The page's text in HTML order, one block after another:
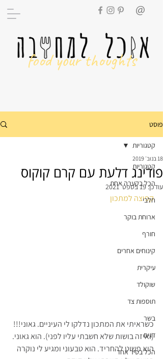
food your thoughts
פוסט
קטגוריות
הכל בקערה אחת
חלבי
ארוחת בוקר
חורף
קינוחים אחרים
עיקרית
שוקולד
תוספות צד
בשר
דגים
הכל בסיר אחד
קטגוריות
פודינג דלעת עם קרם קוקוס
18 בנוב׳ 2019
עודכן:19 בספט׳ 2021
קפיצה למתכון
כשראיתי את המתכון נדלקו לי העיניים. גאוני!!!
(ואיזה בושות שלא חשבתי עליו לפני). הוא גאוני.
הוא פשוט להחריד. הוא טבעוני ומגיע לי נוקרה